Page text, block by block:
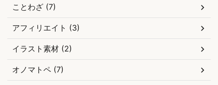
ことわざ (7)
アフィリエイト (3)
イラスト素材 (2)
オノマトペ (7)